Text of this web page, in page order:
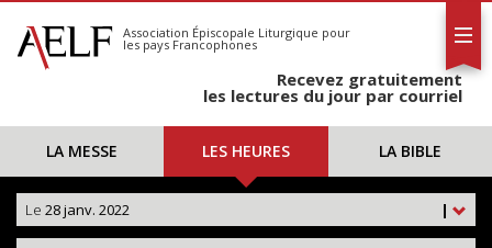
S'abonner
Calendrier
Association Épiscopale Liturgique pour
les pays Francophones
Recevez gratuitement
les lectures du jour par courriel
LA MESSE LES HEURES LA BIBLE
|
Le 28 janv. 2022